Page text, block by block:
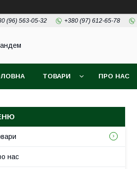
(96) 563-05-32 +380 (97) 612-65-78
ТОВАРИ ПРО НАС
нас